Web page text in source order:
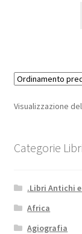
Visualizzazione
Categorie Libri
.Libri Antichi
Africa
Agiografia